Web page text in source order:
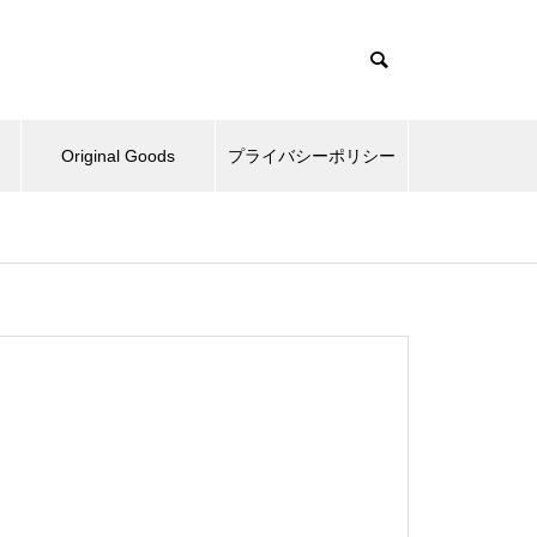
Original Goods プライバシーポリシー
たぬきとか、野球再開してみた